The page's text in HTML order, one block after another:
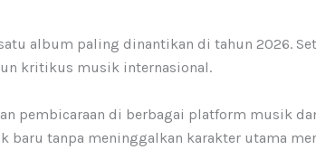
album paling dinantikan di tahun 2026.
kritikus musik internasional.
pembicaraan di berbagai platform musik
baru tanpa meninggalkan karakter utama